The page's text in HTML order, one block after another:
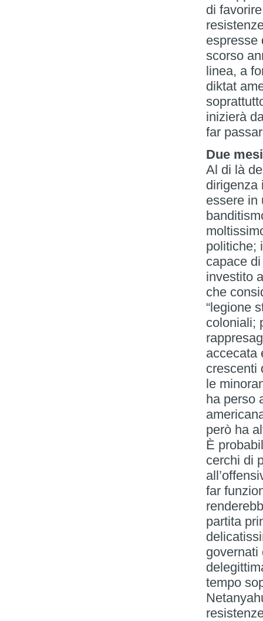
di
espresse
scorso
linea, a
diktat
inizierà
far
Due
Al di là
dirigenza
essere in
politiche;
capace
investito
che
“legione
coloniali;
accecata
crescenti
le
ha perso
però ha
È
cerchi di
far
partita
governati
tempo